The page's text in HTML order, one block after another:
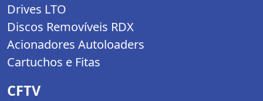
Drives LTO
Discos Removíveis RDX
Acionadores Autoloaders
Cartuchos e Fitas
CFTV